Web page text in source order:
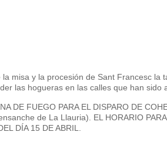
misa y la procesión de Sant Francesc la
las hogueras en las calles que han sido
DE FUEGO PARA EL DISPARO DE
de La Llauria). EL HORARIO
DÍA 15 DE ABRIL.